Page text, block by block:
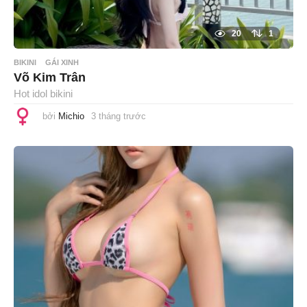
20 1
BIKINI GÁI XINH
Võ Kim Trân
Hot idol bikini
bởi Michio 3 tháng trước
á
g
r
ư
ớ